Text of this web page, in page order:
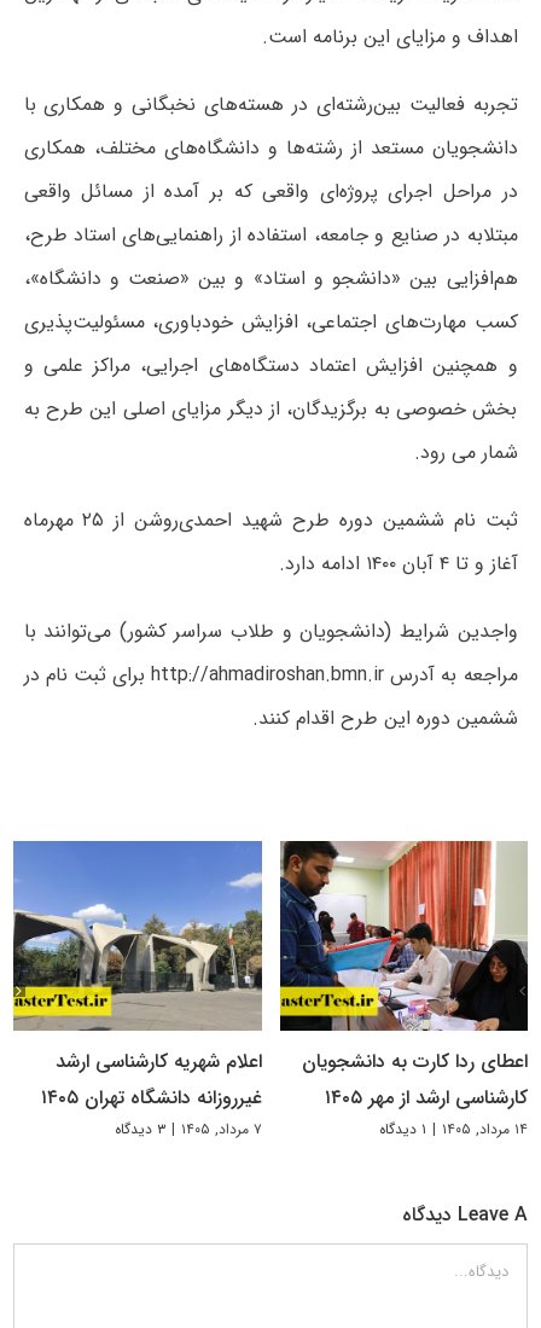
اهداف و مزایای این برنامه است.
تجربه فعالیت بین‌رشته‌ای در هسته‌های نخبگانی و همکاری با
دانشجویان مستعد از رشته‌ها و دانشگاه‌های مختلف، همکاری
در مراحل اجرای پروژه‌ای واقعی که بر آمده از مسائل واقعی
مبتلابه در صنایع و جامعه، استفاده از راهنمایی‌های استاد طرح،
هم‌افزایی بین «دانشجو و استاد» و بین «صنعت و دانشگاه»،
کسب مهارت‌های اجتماعی، افزایش خودباوری، مسئولیت‌پذیری
و همچنین افزایش اعتماد دستگاه‌های اجرایی، مراکز علمی و
بخش خصوصی به برگزیدگان، از دیگر مزایای اصلی این طرح به
شمار می رود.
ثبت نام ششمین دوره طرح شهید احمدی‌روشن از ۲۵ مهرماه
آغاز و تا ۴ آبان ۱۴۰۰ ادامه دارد.
واجدین شرایط (دانشجویان و طلاب سراسر کشور) می‌توانند با
مراجعه به آدرس http://ahmadiroshan.bmn.ir برای ثبت نام در
ششمین دوره این طرح اقدام کنند.
اعطای ردا کارت به دانشجویان
کارشناسی ارشد از مهر ۱۴۰۵
۱۴ مرداد, ۱۴۰۵ | ۱ دیدگاه
اعلام شهریه کارشناسی ارشد
غیرروزانه دانشگاه تهران ۱۴۰۵
۷ مرداد, ۱۴۰۵ | ۳ دیدگاه
Leave A دیدگاه
دیدگاه